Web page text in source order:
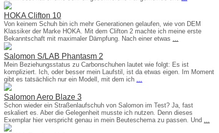
HOKA Clifton 10
Von keinem Schuh bin ich mehr Generationen gelaufen, wie von DEM
Klassiker der Marke HOKA. Mit dem Clifton 2 machte ich meine erste
Bekanntschaft mit maximaler Dämpfung. Nach einer etwas ...
Salomon S/LAB Phantasm 2
Mein Beziehungsstatus zu Carbonschuhen lautet wie folgt: Es ist
kompliziert. Ich, oder besser mein Laufstil, ist da etwas eigen. Im Moment
gibt es tatsächlich nur ein Modell, mit dem ich ...
Salomon Aero Blaze 3
Schon wieder ein Straßenlaufschuh von Salomon im Test? Ja, fast
eskaliert es. Aber die Gelegenheit musste ich nutzen. Denn dieses
Exemplar hier verspricht genau in mein Beuteschema zu passen. Und ...